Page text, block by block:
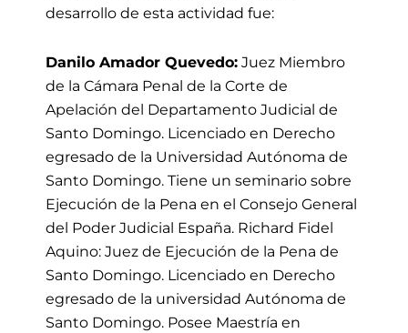
desarrollo de esta actividad fue:
Danilo Amador Quevedo: Juez Miembro
de la Cámara Penal de la Corte de
Apelación del Departamento Judicial de
Santo Domingo. Licenciado en Derecho
egresado de la Universidad Autónoma de
Santo Domingo. Tiene un seminario sobre
Ejecución de la Pena en el Consejo General
del Poder Judicial España. Richard Fidel
Aquino: Juez de Ejecución de la Pena de
Santo Domingo. Licenciado en Derecho
egresado de la universidad Autónoma de
Santo Domingo. Posee Maestría en